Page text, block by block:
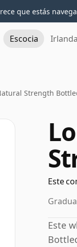
que estás
Escocia Irlanda
Strength
Este
Este